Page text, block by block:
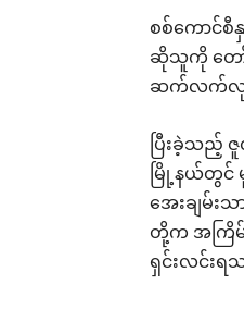
စစ်ကောင်စီ
ဆိုသူကို တေ
ဆက်လက်လုပ်
ပြီးခဲ့သည့်
မြို့နယ်တွင်
အေးချမ်း
တို့က အကြိ
ရှင်းလင်းရ